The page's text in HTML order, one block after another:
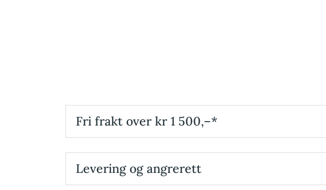
Fri frakt over kr 1 500,–*
Levering og angrerett